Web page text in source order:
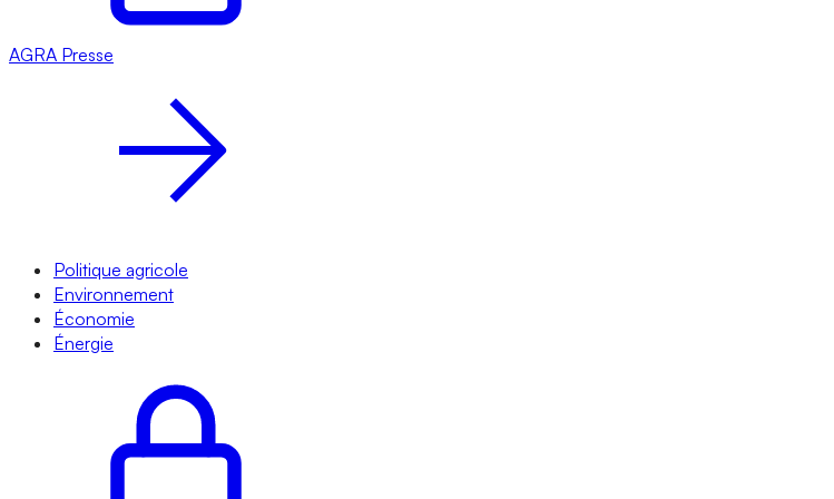
AGRA Presse
Politique agricole
Environnement
Économie
Énergie